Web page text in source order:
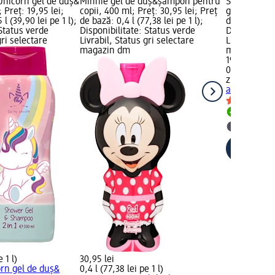
Preț: 19,95 lei;
l (39,90 lei pe 1 l);
verde
selectare
1 l)
gel de duș&
copii, 400 ml; Preț: 30,95 lei; Preț
de bază: 0,4 l (77,38 lei pe 1 l);
Disponibilitate: Status verde
Livrabil, Status gri selectare
magazin dm
30,95 lei
0,4 l (77,38 lei pe 1 l)
gumă, 500
de bază:
Livrabil,
magazin
19,95 lei
0,5 l (39,90
ziaja
aromă de